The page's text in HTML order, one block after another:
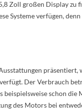
Zoll großen Display zu
Systeme verfügen,
präsentiert,
Der Verbrauch
beispielsweise schon
des Motors bei